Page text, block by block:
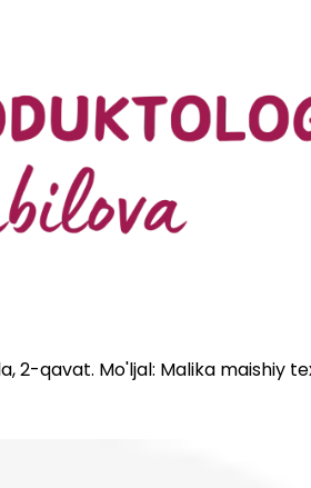
2-qavat. Mo'ljal: Malika maishiy